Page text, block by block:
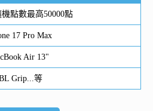
點數最高50000點
17 Pro Max
Air 13"
Grip...等